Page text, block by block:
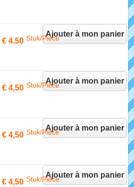
Ajouter à mon panier
€ 4,50 Stuk/Pièce
Ajouter à mon panier
€ 4,50 Stuk/Pièce
Ajouter à mon panier
€ 4,50 Stuk/Pièce
Ajouter à mon panier
€ 4,50 Stuk/Pièce